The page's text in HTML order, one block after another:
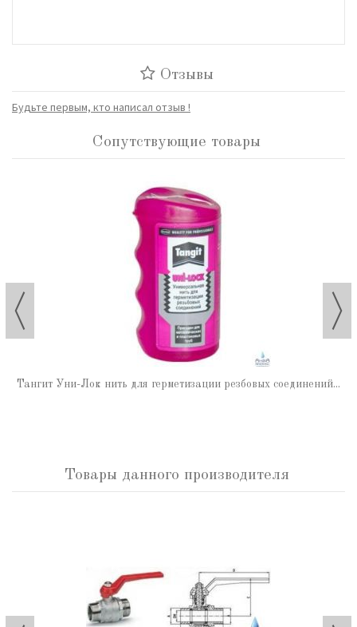
Отзывы
Будьте первым, кто написал отзыв !
Сопутствующие товары
Тангит Уни-Лок нить для герметизации резбовых соединений...
Товары данного производителя